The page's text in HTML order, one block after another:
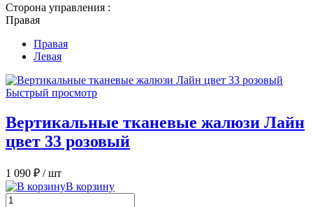
Сторона управления :
Правая
Правая
Левая
Быстрый просмотр
Вертикальные тканевые жалюзи Лайн
цвет 33 розовый
1 090 ₽ / шт
В корзину